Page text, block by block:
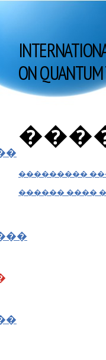
ON
���������
������ ����